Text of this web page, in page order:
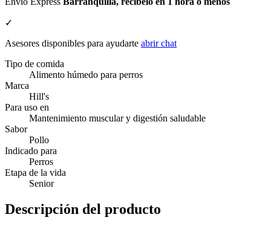
✓
Asesores disponibles para ayudarte abrir chat
Tipo de comida
Alimento húmedo para perros
Marca
Hill's
Para uso en
Mantenimiento muscular y digestión saludable
Sabor
Pollo
Indicado para
Perros
Etapa de la vida
Senior
Descripción del producto